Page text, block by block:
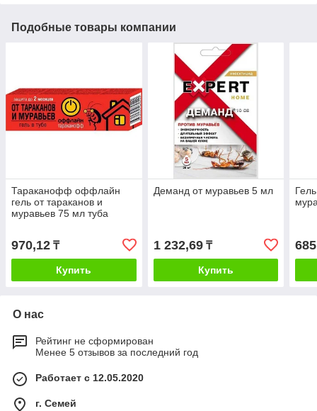
Подобные товары компании
Тараканофф оффлайн
гель от тараканов и
муравьев 75 мл туба
970,12 ₸
Купить
Деманд от муравьев 5 мл
1 232,69₸
Купить
О нас
Рейтинг не сформирован
Менее 5 отзывов за последний год
Работает с 12.05.2020
г. Семей